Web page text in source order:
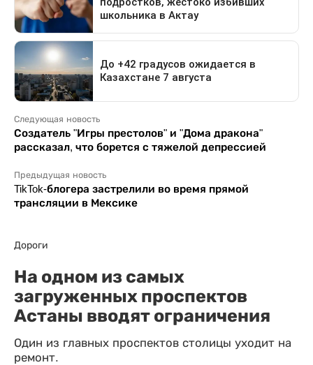
Следующая новость
Создатель "Игры престолов" и "Дома дракона"
рассказал, что борется с тяжелой депрессией
Предыдущая новость
TikTok-блогера застрелили во время прямой
трансляции в Мексике
Дороги
На одном из самых
загруженных проспектов
Астаны вводят ограничения
Один из главных проспектов столицы уходит на
ремонт.